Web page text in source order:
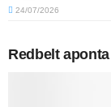
24/07/2026
Redbelt